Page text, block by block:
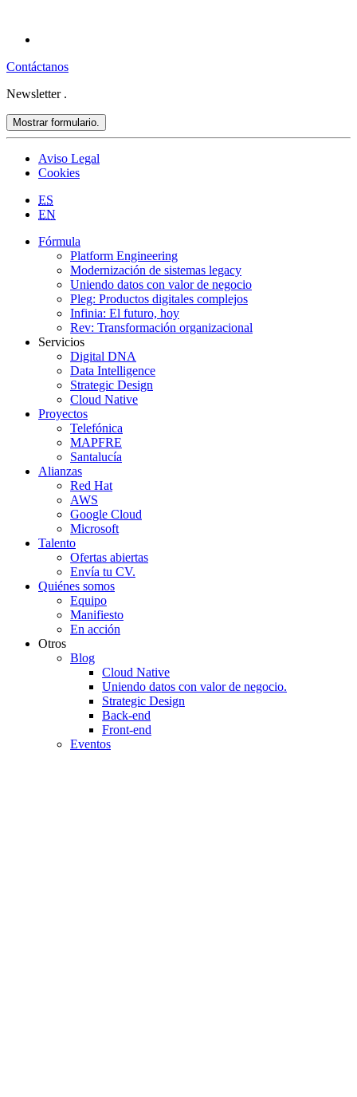
Contáctanos
Newsletter .
Mostrar formulario.
Aviso Legal
Cookies
ES
EN
Fórmula
Platform Engineering
Modernización de sistemas legacy
Uniendo datos con valor de negocio
Pleg: Productos digitales complejos
Infinia: El futuro, hoy
Rev: Transformación organizacional
Servicios
Digital DNA
Data Intelligence
Strategic Design
Cloud Native
Proyectos
Telefónica
MAPFRE
Santalucía
Alianzas
Red Hat
AWS
Google Cloud
Microsoft
Talento
Ofertas abiertas
Envía tu CV.
Quiénes somos
Equipo
Manifiesto
En acción
Otros
Blog
Cloud Native
Uniendo datos con valor de negocio.
Strategic Design
Back-end
Front-end
Eventos